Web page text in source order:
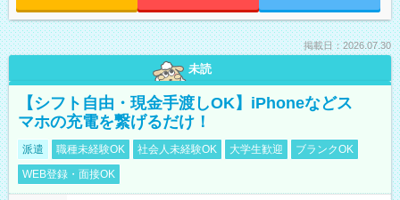
掲載日：2026.07.30
未読
【シフト自由・現金手渡しOK】iPhoneなどス
マホの充電を繋げるだけ！
派遣 職種未経験OK 社会人未経験OK 大学生歓迎
ブランクOK
WEB登録・面接OK